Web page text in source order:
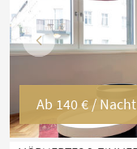
Vorherige
Ab 140 € / Nacht